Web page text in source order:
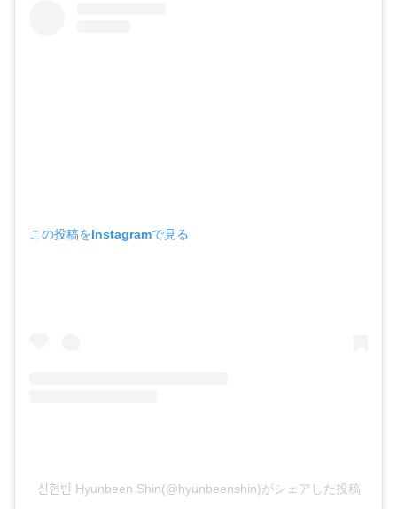
この投稿をInstagramで見る
신현빈 Hyunbeen Shin(@hyunbeenshin)がシェアした投稿